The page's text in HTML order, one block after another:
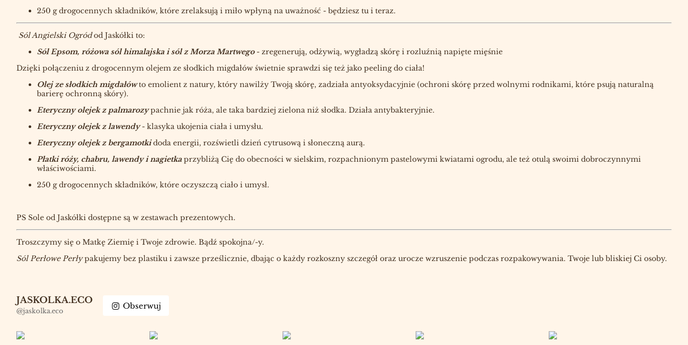
250 g drogocennych składników, które zrelaksują i miło wpłyną na uważność - będziesz tu i teraz.
Sól Angielski Ogródod Jaskółki to:
Sól Epsom, różowa sól himalajska i sól z Morza Martwego- zregenerują, odżywią, wygładzą skórę i rozluźnią napięte mięśnie
Dzięki połączeniu z drogocennym olejem ze słodkich migdałów świetnie sprawdzi się też jako peeling do ciała!
Olej ze słodkich migdałów to emolient z natury, który nawilży Twoją skórę, zadziała antyoksydacyjnie (ochroni skórę przed wolnymi rodnikami, które psują naturalną
barierę ochronną skóry).
Eteryczny olejek z palmarozy pachnie jak róża, ale taka bardziej zielona niż słodka. Działa antybakteryjnie.
Eteryczny olejek z lawendy- klasyka ukojenia ciała i umysłu.
Eteryczny olejek z bergamotki doda energii, rozświetli dzień cytrusową i słoneczną aurą.
Płatki róży, chabru, lawendy i nagietka przybliżą Cię do obecności w sielskim, rozpachnionym pastelowymi kwiatami ogrodu, ale też otulą swoimi dobroczynnymi
właściwościami.
250 g drogocennych składników, które oczyszczą ciało i umysł.
PS Sole od Jaskółki dostępne są w zestawach prezentowych.
Troszczymy się o Matkę Ziemię i Twoje zdrowie. Bądź spokojna/-y.
Sól Perłowe Perłypakujemy bez plastiku i zawsze prześlicznie, dbając o każdy rozkoszny szczegół oraz urocze wzruszenie podczas rozpakowywania. Twoje lub bliskiej Ci osoby.
JASKOLKA.ECO
@jaskolka.eco
Obserwuj